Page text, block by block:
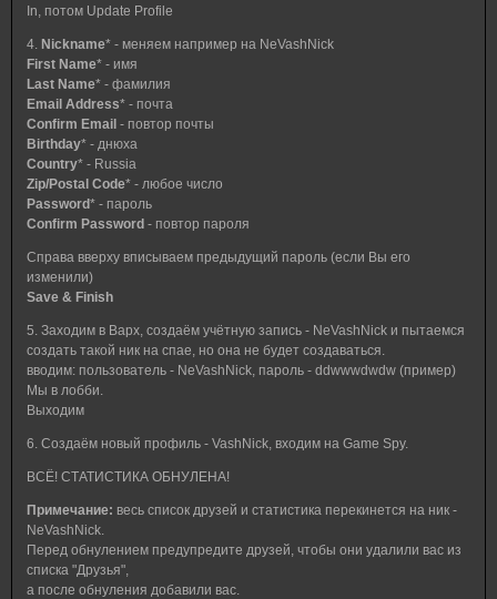
In, потом Update Profile
4. Nickname* - меняем например на NeVashNick
First Name* - имя
Last Name* - фамилия
Email Address* - почта
Confirm Email - повтор почты
Birthday* - днюха
Country* - Russia
Zip/Postal Code* - любое число
Password* - пароль
Confirm Password - повтор пароля
Справа вверху вписываем предыдущий пароль (если Вы его
изменили)
Save & Finish
5. Заходим в Варх, создаём учётную запись - NeVashNick и пытаемся
создать такой ник на спае, но она не будет создаваться.
вводим: пользователь - NeVashNick, пароль - ddwwwdwdw (пример)
Мы в лобби.
Выходим
6. Создаём новый профиль - VashNick, входим на Game Spy.
ВСЁ! СТАТИСТИКА ОБНУЛЕНА!
Примечание: весь список друзей и статистика перекинется на ник -
NeVashNick.
Перед обнулением предупредите друзей, чтобы они удалили вас из
списка "Друзья",
а после обнуления добавили вас.